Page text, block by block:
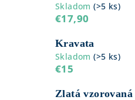
Skladom(>5 ks)
€17,90
Kravata
Skladom(>5 ks)
€15
Zlatá